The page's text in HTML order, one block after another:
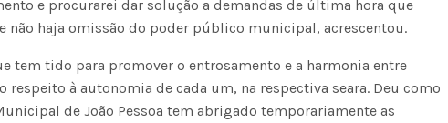
e procurarei dar solução a demandas de última hora que
não haja omissão do poder público municipal, acrescentou.
tem tido para promover o entrosamento e a harmonia entre
respeito à autonomia de cada um, na respectiva seara. Deu como
de João Pessoa tem abrigado temporariamente as